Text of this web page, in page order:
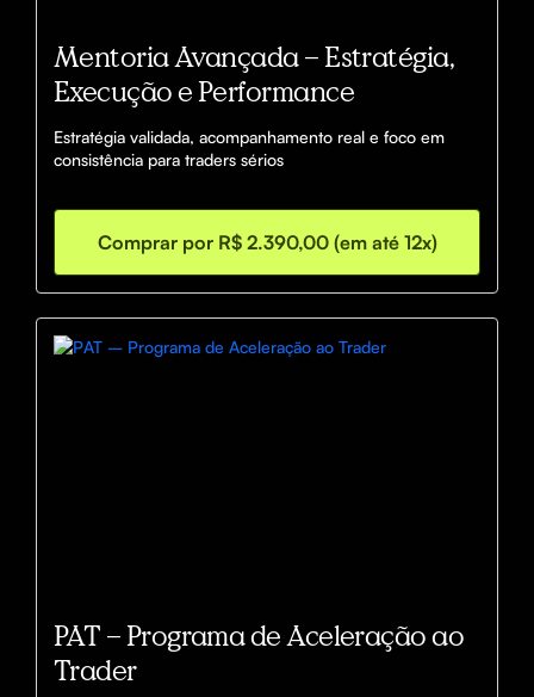
Mentoria Avançada – Estratégia,
Execução e Performance
Estratégia validada, acompanhamento real e foco em
consistência para traders sérios
Comprar por R$ 2.390,00 (em até 12x)
PAT – Programa de Aceleração ao
Trader